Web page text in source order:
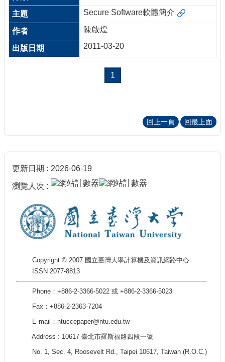
Secure Software軟體簡介
陳啟煌
2011-03-20
1
回上一頁 回最上面
更新日期 2026-06-19
瀏覽人次
Copyright © 2007 國立臺灣大學計算機及資訊網路中心
ISSN 2077-8813
Phone：+886-2-3366-5022 或 +886-2-3366-5023
Fax：+886-2-2363-7204
E-mail：ntuccepaper@ntu.edu.tw
Address : 10617 臺北市羅斯福路四段一號
No. 1, Sec. 4, Roosevelt Rd., Taipei 10617, Taiwan (R.O.C.)